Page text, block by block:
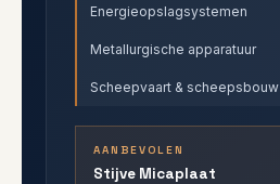
Energieopslagsystemen
Metallurgische apparatuur
Scheepvaart & scheepsbouw
AANBEVOLEN
Stijve Micaplaat